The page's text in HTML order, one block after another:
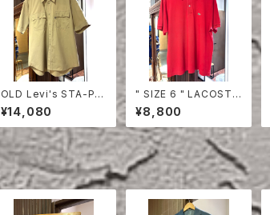
OLD Levi's STA-PR
EST HALF SLEEVE S
HIRT
¥14,080
" SIZE 6 " LACOSTE
POLO SHIRT RED
¥8,800